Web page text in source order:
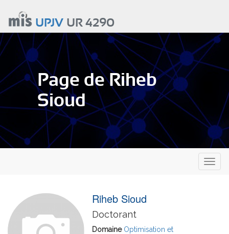
contenu
principal
UPJVUR 4290
Page de Riheb
Sioud
Riheb Sioud
Doctorant
Domaine Optimisation et